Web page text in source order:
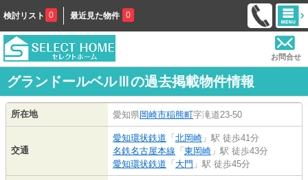
検討リスト 0 最近見た物件 0
お問合せ
グランドールベルⅢの過去掲載物件情報
所在地 愛知県 岡崎市稲熊町字滝道23-50
交通
愛知環状鉄道 「 北岡崎 」駅 徒歩41分
名鉄名古屋本線 「 東岡崎 」駅 徒歩43分
愛知環状鉄道 「 大門 」駅 徒歩45分